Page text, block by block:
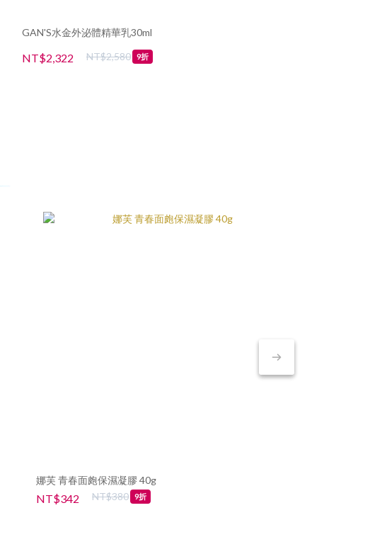
GAN'S水金外泌體精華乳30ml
NT$2,322 NT$2,580 9折
娜芙 青春面皰保濕凝膠 40g
NT$342 NT$380 9折